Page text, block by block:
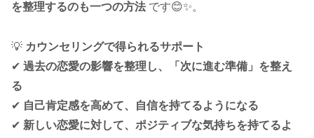
を整理するのも一つの方法 です😊✨。
💡 カウンセリングで得られるサポート
✔ 過去の恋愛の影響を整理し、「次に進む準備」を整え
る
✔ 自己肯定感を高めて、自信を持てるようになる
✔ 新しい恋愛に対して、ポジティブな気持ちを持てるよ